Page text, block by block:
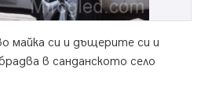
майка си и дъщерите си и
в санданското село